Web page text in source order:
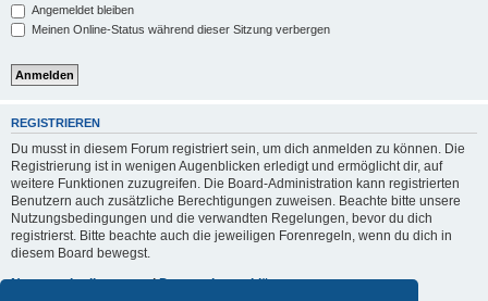
Angemeldet bleiben
Meinen Online-Status während dieser Sitzung verbergen
REGISTRIEREN
Du musst in diesem Forum registriert sein, um dich anmelden zu können. Die
Registrierung ist in wenigen Augenblicken erledigt und ermöglicht dir, auf
weitere Funktionen zuzugreifen. Die Board-Administration kann registrierten
Benutzern auch zusätzliche Berechtigungen zuweisen. Beachte bitte unsere
Nutzungsbedingungen und die verwandten Regelungen, bevor du dich
registrierst. Bitte beachte auch die jeweiligen Forenregeln, wenn du dich in
diesem Board bewegst.
Nutzungsbedingungen|Datenschutzerklärung